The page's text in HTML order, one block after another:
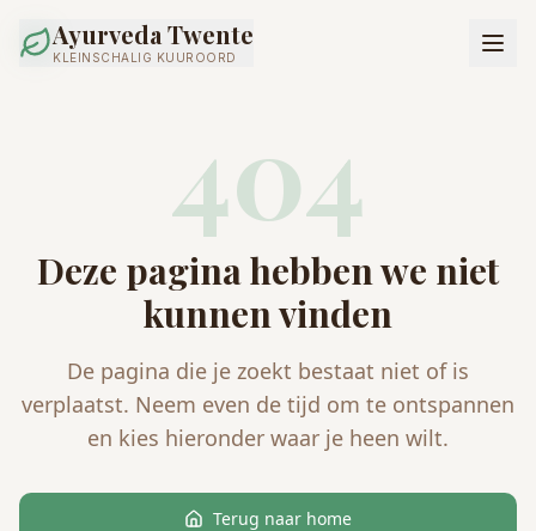
Ayurveda Twente
KLEINSCHALIG KUUROORD
404
Deze pagina hebben we niet
kunnen vinden
De pagina die je zoekt bestaat niet of is
verplaatst. Neem even de tijd om te ontspannen
en kies hieronder waar je heen wilt.
Terug naar home